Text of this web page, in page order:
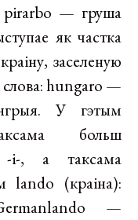
— груша
як частка
заселеную
слова: hungaro —
У гэтым
больш
-i-, а таксама
lando (краіна):
—